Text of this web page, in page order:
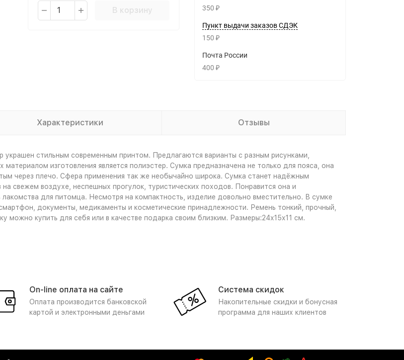
В корзину
350 ₽
Пункт выдачи заказов СДЭК
150 ₽
Почта России
400 ₽
Характеристики Отзывы
стильным современным принтом. Предлагаются варианты с разным рисунками,
изготовления является полиэстер. Сумка предназначена не только для пояса, она
через плечо. Сфера применения так же необычайно широка. Сумка станет надёжным
свежем воздухе, неспешных прогулок, туристических походов. Понравится она и
для питомца. Несмотря на компактность, изделие довольно вместительно. В сумке
документы, медикаменты и косметические принадлежности. Ремень тонкий, прочный,
можно купить для себя или в качестве подарка своим близким. Размеры:24x15x11 см.
On-line оплата на сайте
Оплата производится банковской
картой и электронными деньгами
Система скидок
Накопительные скидки и бонусная
программа для наших клиентов